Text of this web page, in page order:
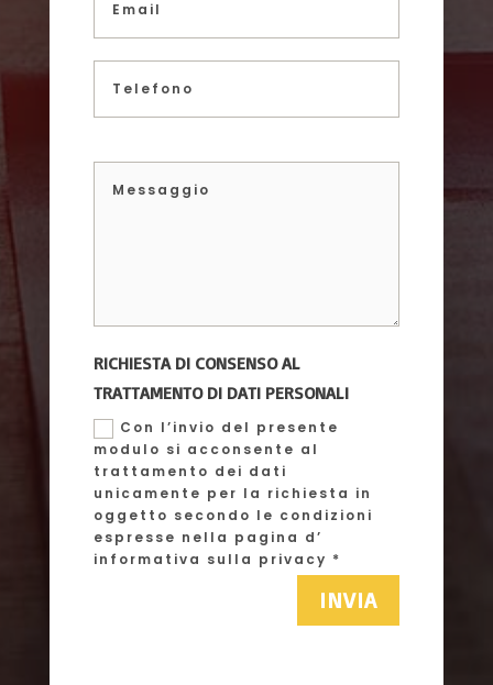
RICHIESTA DI CONSENSO AL
TRATTAMENTO DI DATI PERSONALI
Con l’invio del presente
modulo si acconsente al
trattamento dei dati
unicamente per la richiesta in
oggetto secondo le condizioni
espresse nella pagina d’
informativa sulla privacy *
INVIA